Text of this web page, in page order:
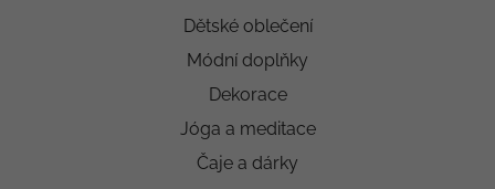
Dětské oblečení
Módní doplňky
Dekorace
Jóga a meditace
Čaje a dárky